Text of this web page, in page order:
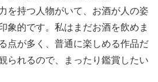
を持つ人物がいて、お酒が人の姿
象的です。私はまだお酒を飲めま
点が多く、普通に楽しめる作品だ
られるので、まったり鑑賞したい